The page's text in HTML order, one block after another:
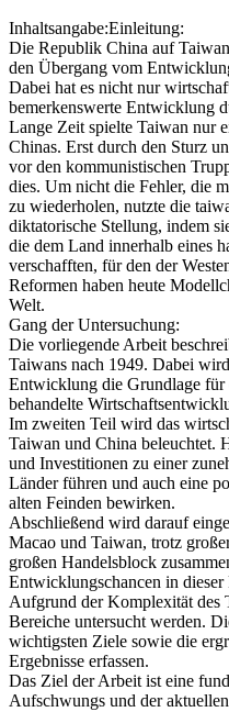
Inhaltsangabe:Einleitung:
Die Republik China auf
den Übergang vom
Dabei hat es nicht nur
bemerkenswerte Entwicklung
Lange Zeit spielte Taiwan nur
Chinas. Erst durch den Sturz
vor den kommunistischen
dies. Um nicht die Fehler, die
zu wiederholen, nutzte die
diktatorische Stellung, indem
die dem Land innerhalb eines
verschafften, für den der
Reformen haben heute
Welt.
Gang der Untersuchung:
Die vorliegende Arbeit
Taiwans nach 1949. Dabei
Entwicklung die Grundlage
behandelte
Im zweiten Teil wird das
Taiwan und China beleuchtet.
und Investitionen zu einer
Länder führen und auch eine
alten Feinden bewirken.
Abschließend wird darauf
Macao und Taiwan, trotz
großen Handelsblock
Entwicklungschancen in dieser
Aufgrund der Komplexität des
Bereiche untersucht werden.
wichtigsten Ziele sowie die
Ergebnisse erfassen.
Das Ziel der Arbeit ist eine
Aufschwungs und der